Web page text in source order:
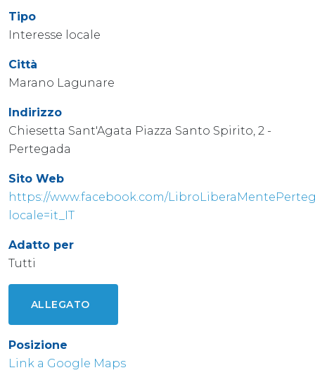
Tipo
Interesse locale
Città
Marano Lagunare
Indirizzo
Chiesetta Sant'Agata Piazza Santo Spirito, 2 -
Pertegada
Sito Web
https://www.facebook.com/
locale=it_IT
Adatto per
Tutti
ALLEGATO
Posizione
Link a Google Maps